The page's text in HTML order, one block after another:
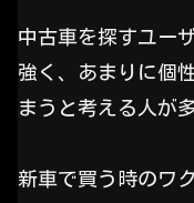
中古車を探すユー
強く、あまりに個
まうと考える人が
新車で買う時のワ